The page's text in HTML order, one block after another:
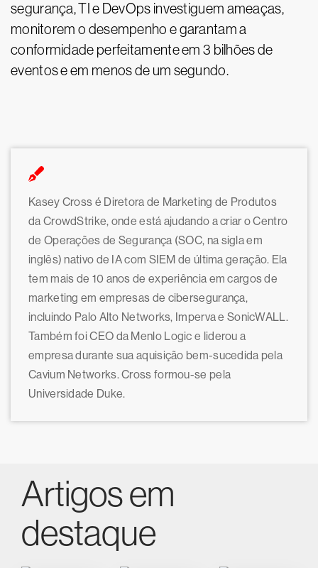
segurança, TI e DevOps investiguem ameaças,
monitorem o desempenho e garantam a
conformidade perfeitamente em 3 bilhões de
eventos e em menos de um segundo.
Kasey Cross é Diretora de Marketing de Produtos
da CrowdStrike, onde está ajudando a criar o Centro
de Operações de Segurança (SOC, na sigla em
inglês) nativo de IA com SIEM de última geração. Ela
tem mais de 10 anos de experiência em cargos de
marketing em empresas de cibersegurança,
incluindo Palo Alto Networks, Imperva e SonicWALL.
Também foi CEO da Menlo Logic e liderou a
empresa durante sua aquisição bem-sucedida pela
Cavium Networks. Cross formou-se pela
Universidade Duke.
Artigos em
destaque